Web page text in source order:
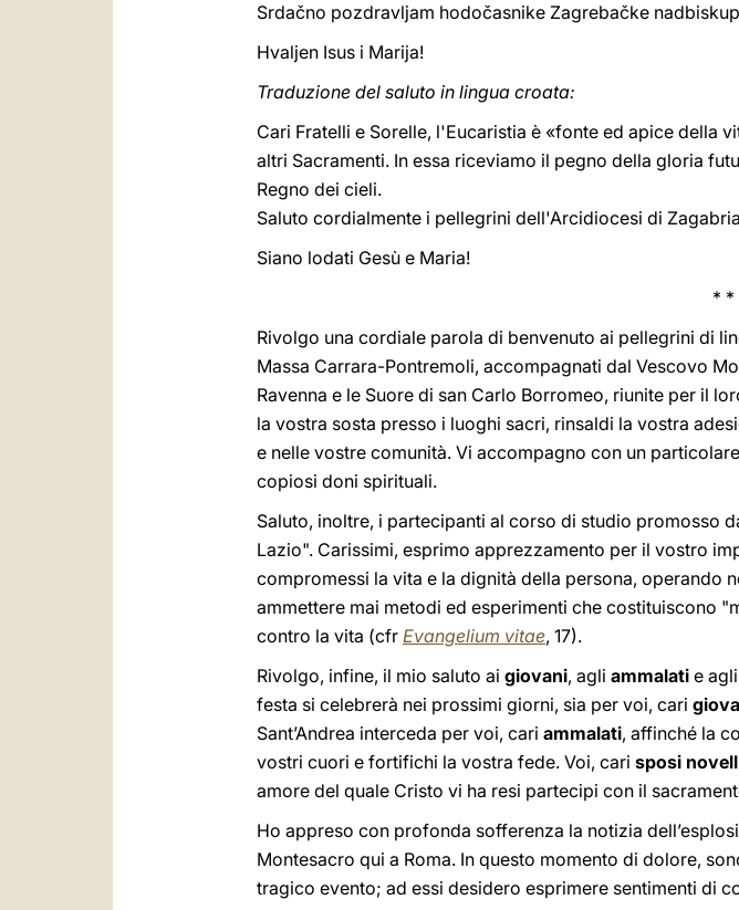
Srdačno pozdravljam hodočasnike Zagrebačke
Hvaljen Isus i Marija!
Traduzione del saluto in lingua croata:
Cari Fratelli e Sorelle, l'Eucaristia è «fonte ed apice della
altri Sacramenti. In essa riceviamo il pegno della gloria
Regno dei cieli.
Saluto cordialmente i pellegrini dell'Arcidiocesi di
Siano lodati Gesù e Maria!
* *
Rivolgo una cordiale parola di benvenuto ai pellegrini di
Massa Carrara-Pontremoli, accompagnati dal Vescovo
Ravenna e le Suore di san Carlo Borromeo, riunite per il
la vostra sosta presso i luoghi sacri, rinsaldi la vostra
e nelle vostre comunità. Vi accompagno con un
copiosi doni spirituali.
Saluto, inoltre, i partecipanti al corso di studio promosso
Lazio". Carissimi, esprimo apprezzamento per il vostro
compromessi la vita e la dignità della persona, operando
ammettere mai metodi ed esperimenti che costituiscono
contro la vita (cfr Evangelium vitae, 17).
Rivolgo, infine, il mio saluto ai giovani, agli ammalati e agli
festa si celebrerà nei prossimi giorni, sia per voi, cari
Sant’Andrea interceda per voi, cari ammalati, affinché la
vostri cuori e fortifichi la vostra fede. Voi, cari sposi
amore del quale Cristo vi ha resi partecipi con il
Ho appreso con profonda sofferenza la notizia
Montesacro qui a Roma. In questo momento di dolore,
tragico evento; ad essi desidero esprimere sentimenti di